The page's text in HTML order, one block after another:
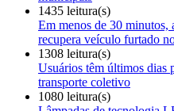
1435 leitura(s)
Em menos de 30
recupera veículo furtado
1308 leitura(s)
Usuários têm últimos dias
transporte coletivo
1080 leitura(s)